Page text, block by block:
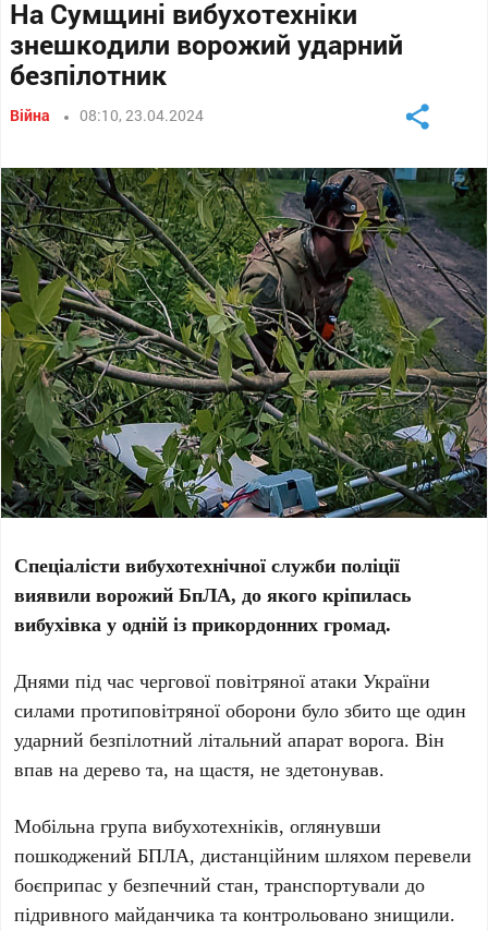
На Сумщині вибухотехніки
знешкодили ворожий ударний
безпілотник
Війна 08:10, 23.04.2024
Спеціалісти вибухотехнічної служби поліції
виявили ворожий БпЛА, до якого кріпилась
вибухівка у одній із прикордонних громад.
Днями під час чергової повітряної атаки України
силами протиповітряної оборони було збито ще один
ударний безпілотний літальний апарат ворога. Він
впав на дерево та, на щастя, не здетонував.
Мобільна група вибухотехніків, оглянувши
пошкоджений БПЛА, дистанційним шляхом перевели
боєприпас у безпечний стан, транспортували до
підривного майданчика та контрольовано знищили.